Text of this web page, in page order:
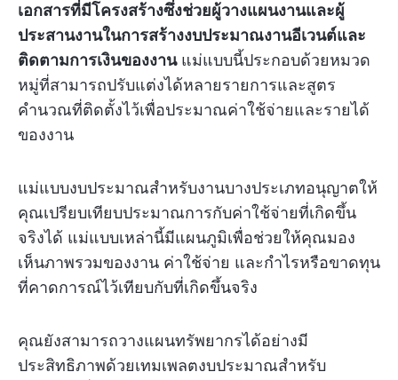
เอกสารที่มีโครงสร้างซึ่งช่วยผู้วางแผนงานและผู้
ประสานงานในการสร้างงบประมาณงานอีเวนต์และ
ติดตามการเงินของงานแม่แบบนี้ประกอบด้วยหมวด
หมู่ที่สามารถปรับแต่งได้หลายรายการและสูตร
คำนวณที่ติดตั้งไว้เพื่อประมาณค่าใช้จ่ายและรายได้
ของงาน
แม่แบบงบประมาณสำหรับงานบางประเภทอนุญาตให้
คุณเปรียบเทียบประมาณการกับค่าใช้จ่ายที่เกิดขึ้น
จริงได้ แม่แบบเหล่านี้มีแผนภูมิเพื่อช่วยให้คุณมอง
เห็นภาพรวมของงาน ค่าใช้จ่าย และกำไรหรือขาดทุน
ที่คาดการณ์ไว้เทียบกับที่เกิดขึ้นจริง
คุณยังสามารถวางแผนทรัพยากรได้อย่างมี
ประสิทธิภาพด้วยเทมเพลตงบประมาณสำหรับ